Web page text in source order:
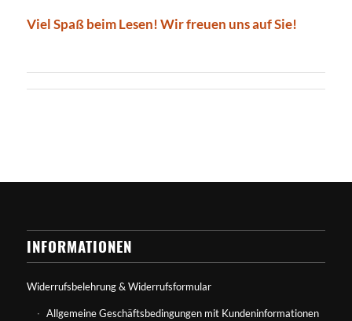
Viel Spaß beim Lesen! Wir freuen uns auf Sie!
INFORMATIONEN
Widerrufsbelehrung & Widerrufsformular
Allgemeine Geschäftsbedingungen mit Kundeninformationen